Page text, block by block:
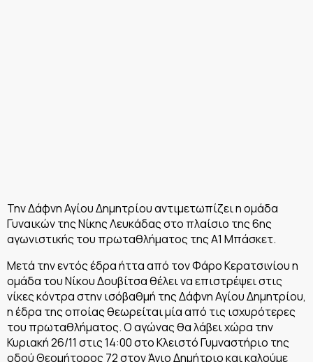
Την Δάφνη Αγίου Δημητρίου αντιμετωπίζει η ομάδα
Γυναικών της Νίκης Λευκάδας στο πλαίσιο της 6ης
αγωνιστικής του πρωταθλήματος της Α1 Μπάσκετ.
Μετά την εντός έδρα ήττα από τον Φάρο Κερατσινίου η
ομάδα του Νίκου Δουβίτσα θέλει να επιστρέψει στις
νίκες κόντρα στην ισόβαθμή της Δάφνη Αγίου Δημητρίου,
η έδρα της οποίας θεωρείται μία από τις ισχυρότερες
του πρωταθλήματος. Ο αγώνας θα λάβει χώρα την
Κυριακή 26/11 στις 14:00 στο Κλειστό Γυμναστήριο της
οδού Θεομήτορος 72 στον Άγιο Δημήτριο και καλούμε